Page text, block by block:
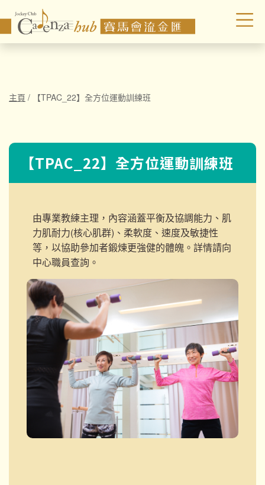
主頁 / 【TPAC_22】全方位運動訓練班
【TPAC_22】全方位運動訓練班
由專業教練主理，內容涵蓋平衡及協調能力、肌
力肌耐力(核心肌群)、柔軟度、速度及敏捷性
等，以協助參加者鍛煉更強健的體魄。詳情請向
中心職員查詢。